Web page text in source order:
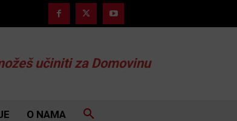
učiniti za Domovinu
O NAMA